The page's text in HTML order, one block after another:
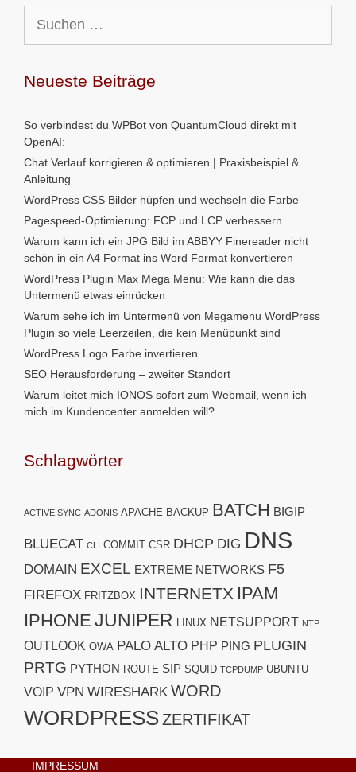
nach:
Neueste Beiträge
So verbindest du WPBot von QuantumCloud direkt mit
OpenAI:
Chat Verlauf korrigieren & optimieren | Praxisbeispiel &
Anleitung
WordPress CSS Bilder hüpfen und wechseln die Farbe
Pagespeed-Optimierung: FCP und LCP verbessern
Warum kann ich ein JPG Bild im ABBYY Finereader nicht
schön in ein A4 Format ins Word Format konvertieren
WordPress Plugin Max Mega Menu: Wie kann die das
Untermenü etwas einrücken
Warum sehe ich im Untermenü von Megamenu WordPress
Plugin so viele Leerzeilen, die kein Menüpunkt sind
WordPress Logo Farbe invertieren
SEO Herausforderung – zweiter Standort
Warum leitet mich IONOS sofort zum Webmail, wenn ich
mich im Kundencenter anmelden will?
Schlagwörter
ACTIVE SYNC ADONIS APACHE BACKUP BATCH BIGIP
BLUECAT CLI COMMIT CSR DHCP DIG DNS
DOMAIN EXCEL EXTREME NETWORKS F5
FIREFOX FRITZBOX INTERNETX IPAM
IPHONE JUNIPER LINUX NETSUPPORT NTP
OUTLOOK OWA PALO ALTO PHP PING PLUGIN
PRTG PYTHON ROUTE SIP SQUID TCPDUMP UBUNTU
VOIP VPN WIRESHARK WORD
WORDPRESSZERTIFIKAT
IMPRESSUM